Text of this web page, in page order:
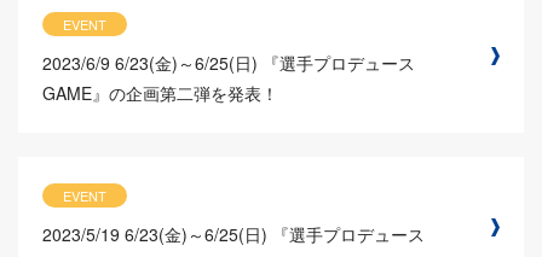
EVENT
2023/6/9 6/23(金)～6/25(日) 『選手プロデュース
GAME』の企画第二弾を発表！
EVENT
2023/5/19 6/23(金)～6/25(日) 『選手プロデュース